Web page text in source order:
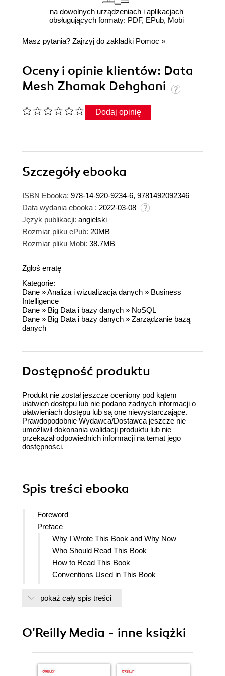
na dowolnych urządzeniach i aplikacjach
obsługujących formaty: PDF, EPub, Mobi
Masz pytania? Zajrzyj do zakładki Pomoc »
Oceny i opinie klientów: Data
Mesh Zhamak Dehghani
Dodaj opinię
Szczegółyebooka
ISBN Ebooka: 978-14-920-9234-6, 9781492092346
Data wydania ebooka : 2022-03-08
Język publikacji: angielski
Rozmiar pliku ePub: 20MB
Rozmiar pliku Mobi: 38.7MB
Zgłoś erratę
Kategorie:
Dane »Analiza i wizualizacja danych » Business
Intelligence
Dane » Big Data i bazy danych » NoSQL
Dane » Big Data i bazy danych » Zarządzanie bazą
danych
Dostępność produktu
Produkt nie został jeszcze oceniony pod kątem
ułatwień dostępu lub nie podano żadnych informacji o
ułatwieniach dostępu lub są one niewystarczające.
Prawdopodobnie Wydawca/Dostawca jeszcze nie
umożliwił dokonania walidacji produktu lub nie
przekazał odpowiednich informacji na temat jego
dostępności.
Spis treści ebooka
Foreword
Preface
Why I Wrote This Book and Why Now
Who Should Read This Book
How to Read This Book
Conventions Used in This Book
How to Contact Us
Data Mesh in Action
Data culture before data mesh
pokaż cały spis treści
O'Reilly Media - inne książki